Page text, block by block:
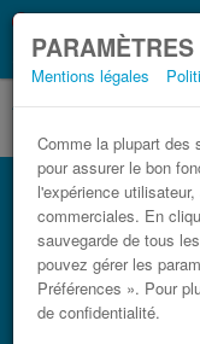
Mentions légales
Comme la plupart des
pour assurer le bon
l'expérience
commerciales. En
sauvegarde de tous
pouvez gérer les
Préférences ». Pour
de confidentialité.
Coronavirus
savoir, lorsque
Bus
Trouvez